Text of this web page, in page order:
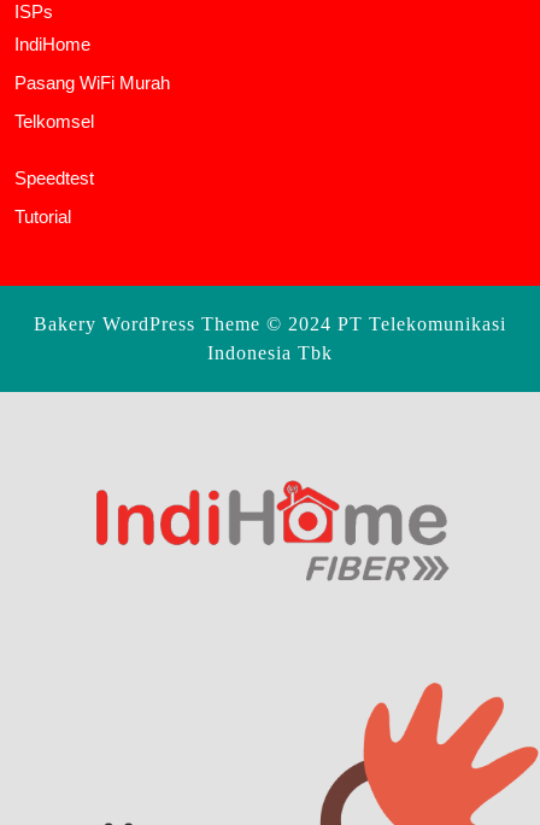
ISPs
IndiHome
Pasang WiFi Murah
Telkomsel
Speedtest
Tutorial
Bakery WordPress Theme © 2024 PT Telekomunikasi
Indonesia Tbk